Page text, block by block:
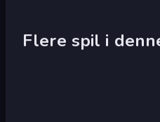
Flere spil i